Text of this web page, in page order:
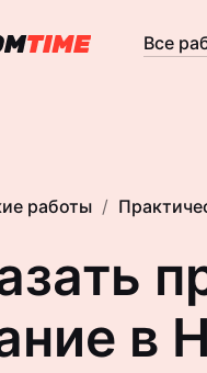
Все
работы
в